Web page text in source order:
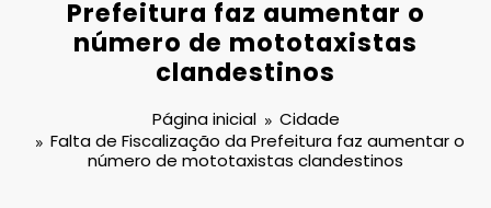
Prefeitura faz aumentar o
número de mototaxistas
clandestinos
Página inicial
Cidade
Falta de Fiscalização da Prefeitura faz aumentar o
número de mototaxistas clandestinos